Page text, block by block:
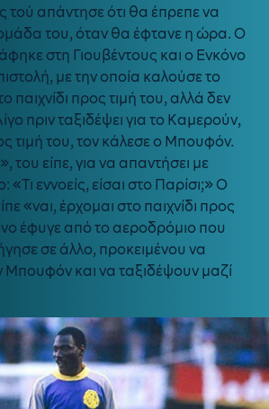
τού απάντησε ότι θα έπρεπε να
ομάδα του, όταν θα έφτανε η ώρα. Ο
στη Γιουβέντους και ο Ενκόνο
με την οποία καλούσε το
παιχνίδι προς τιμή του, αλλά δεν
πριν ταξιδέψει για το Καμερούν,
τιμή του, τον κάλεσε ο Μπουφόν.
του είπε, για να απαντήσει με
εννοείς, είσαι στο Παρίσι;» Ο
«ναι, έρχομαι στο παιχνίδι προς
έφυγε από το αεροδρόμιο που
σε άλλο, προκειμένου να
Μπουφόν και να ταξιδέψουν μαζί